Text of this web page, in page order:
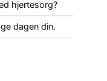
hjertesorg?
dagen din.